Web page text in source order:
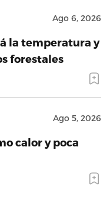
Ago 6, 2026
la temperatura y
forestales
Ago 5, 2026
calor y poca